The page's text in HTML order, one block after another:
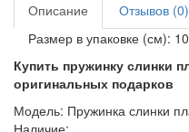
Описание
Отзывов (0)
Размер в упаковке (см):
Купить пружинку слинки
оригинальных подарков
Модель: Пружинка слинки
Наличие: